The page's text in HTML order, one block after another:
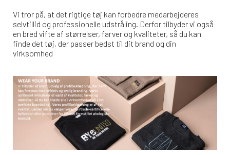
Vi tror på, at det rigtige tøj kan forbedre medarbejderes
selvtillid og professionelle udstråling. Derfor tilbyder vi også
en bred vifte af størrelser, farver og kvaliteter, så du kan
finde det tøj, der passer bedst til dit brand og din
virksomhed